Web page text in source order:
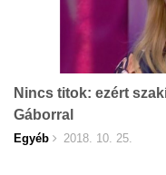
Nincs titok: ezért
Gáborral
Egyéb 2018. 10. 25.